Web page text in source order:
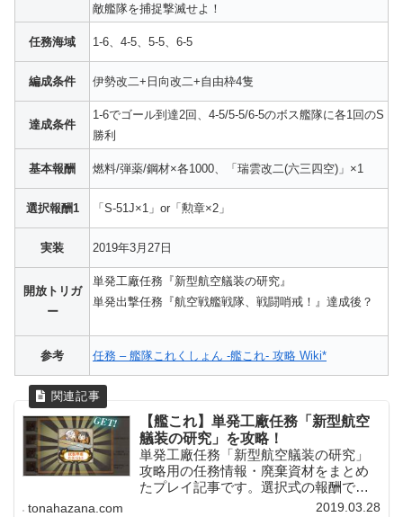
敵艦隊を捕捉撃滅せよ！
任務海域 1-6、4-5、5-5、6-5
編成条件 伊勢改二+日向改二+自由枠4隻
達成条件
1-6でゴール到達2回、4-5/5-5/6-5のボス艦隊に各1回のS
勝利
基本報酬 燃料/弾薬/鋼材×各1000、「瑞雲改二(六三四空)」×1
選択報酬1 「S-51J×1」or「勲章×2」
実装 2019年3月27日
開放トリガ
ー
単発工廠任務『新型航空艤装の研究』
単発出撃任務『航空戦艦戦隊、戦闘哨戒！』達成後？
参考 任務 – 艦隊これくしょん -艦これ- 攻略 Wiki*
【艦これ】単発工廠任務「新型航空
艤装の研究」を攻略！
単発工廠任務「新型航空艤装の研究」
攻略用の任務情報・廃棄資材をまとめ
たプレイ記事です。選択式の報酬で
「試製甲板カタパルト×1」or「新型航
tonahazana.com 2019.03.28